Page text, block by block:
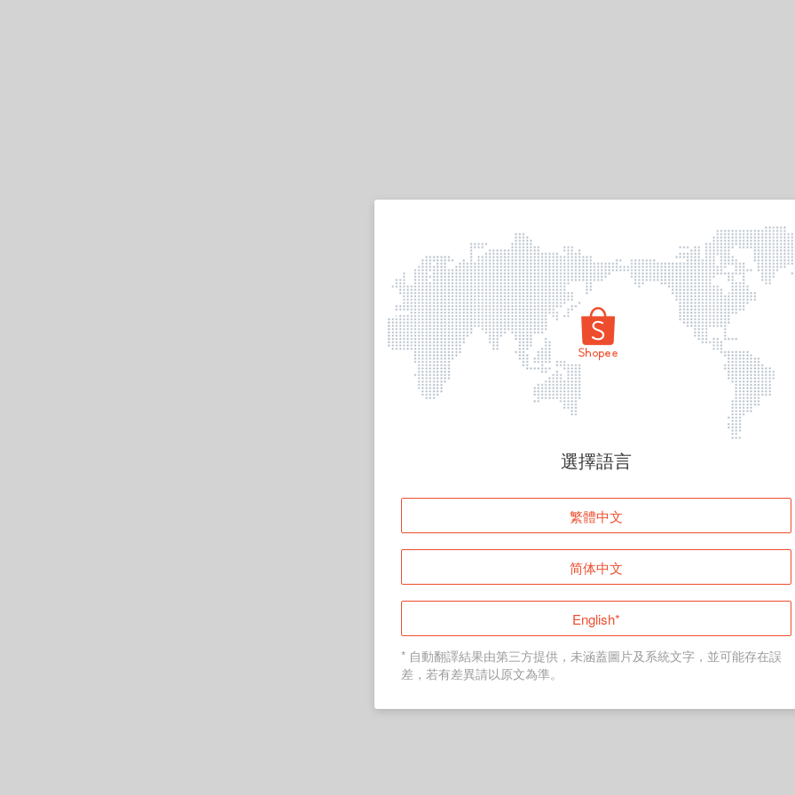
頁面無法顯示
登入
返回首頁
選擇語言
繁體中文
简体中文
English*
* 自動翻譯結果由第三方提供，未涵蓋圖片及系統文字，並可能存在誤
差，若有差異請以原文為準。